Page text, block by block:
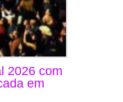
2026 com
em